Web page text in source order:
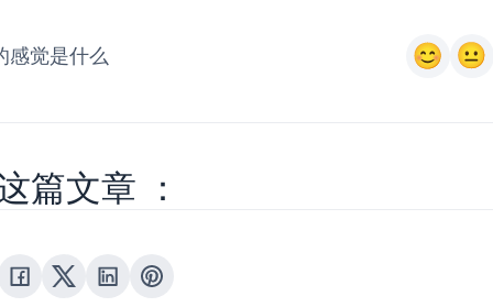
感觉是什么
篇文章 ：